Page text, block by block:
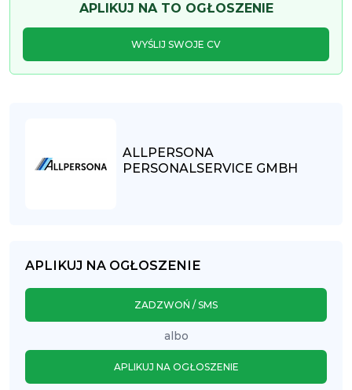
APLIKUJ NA TO OGŁOSZENIE
WYŚLIJ SWOJE CV
ALLPERSONA
PERSONALSERVICE GMBH
APLIKUJ NA OGŁOSZENIE
ZADZWOŃ / SMS
albo
APLIKUJ NA OGŁOSZENIE